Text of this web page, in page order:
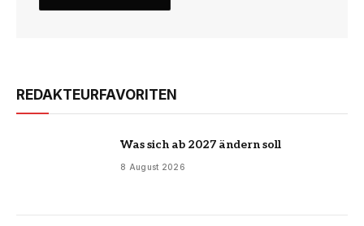
REDAKTEURFAVORITEN
Was sich ab 2027 ändern soll
8 August 2026